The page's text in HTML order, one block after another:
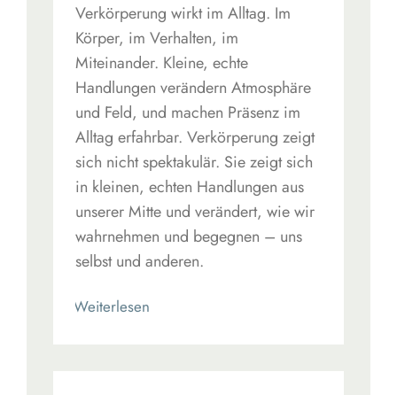
Verkörperung wirkt im Alltag. Im
Körper, im Verhalten, im
Miteinander. Kleine, echte
Handlungen verändern Atmosphäre
und Feld, und machen Präsenz im
Alltag erfahrbar. Verkörperung zeigt
sich nicht spektakulär. Sie zeigt sich
in kleinen, echten Handlungen aus
unserer Mitte und verändert, wie wir
wahrnehmen und begegnen – uns
selbst und anderen.
Read More